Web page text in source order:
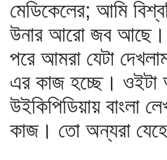
মেডিকেলের; আমি
উনার আরো জব আছে।
পরে আমরা যেটা
এর কাজ হচ্ছে। ওইটা
উইকিপিডিয়ায় বাংলা
কাজ। তো অন্যরা